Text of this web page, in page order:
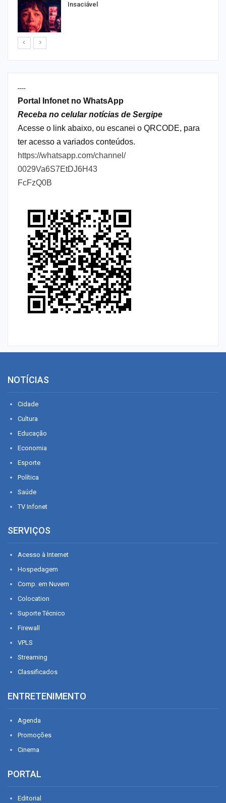
Insaciável
----
Portal Infonet no WhatsApp
Receba no celular notícias de Sergipe
Acesse o link abaixo, ou escanei o QRCODE, para
ter acesso a variados conteúdos.
https://whatsapp.com/channel/
0029Va6S7EtDJ6H43
FcFzQ0B
NOTÍCIAS
Cidade
Cultura
Educação
Economia
Esporte
Política
Saúde
TV Infonet
SERVIÇOS
Acesso à Internet
Hospedagem
Comp. em Nuvem
Colocation
Suporte Técnico
Firewall
VPLS
Streaming
Classificados
ENTRETENIMENTO
Agenda
Promoções
Cinema
PORTAL
Editorial